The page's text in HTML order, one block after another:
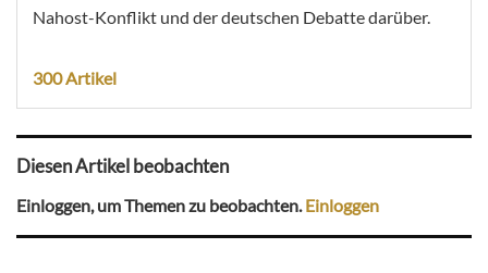
Nahost-Konflikt und der deutschen Debatte darüber.
300 Artikel
Diesen Artikel beobachten
Einloggen, um Themen zu beobachten.Einloggen